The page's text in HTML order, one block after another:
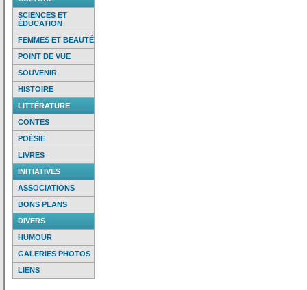
SCIENCES ET
ÉDUCATION
FEMMES ET BEAUTÉ
POINT DE VUE
SOUVENIR
HISTOIRE
LITTÉRATURE
CONTES
POÉSIE
LIVRES
INITIATIVES
ASSOCIATIONS
BONS PLANS
DIVERS
HUMOUR
GALERIES PHOTOS
LIENS